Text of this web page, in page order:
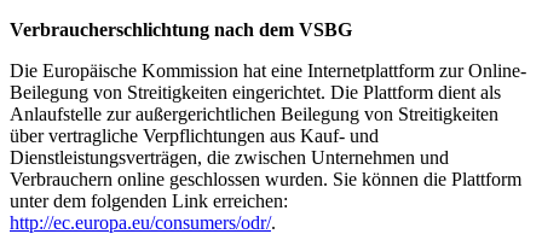
Verbraucherschlichtung nach dem VSBG
Die Europäische Kommission hat eine Internetplattform zur Online-
Beilegung von Streitigkeiten eingerichtet. Die Plattform dient als
Anlaufstelle zur außergerichtlichen Beilegung von Streitigkeiten
über vertragliche Verpflichtungen aus Kauf- und
Dienstleistungsverträgen, die zwischen Unternehmen und
Verbrauchern online geschlossen wurden. Sie können die Plattform
unter dem folgenden Link erreichen:
http://ec.europa.eu/consumers/odr/.